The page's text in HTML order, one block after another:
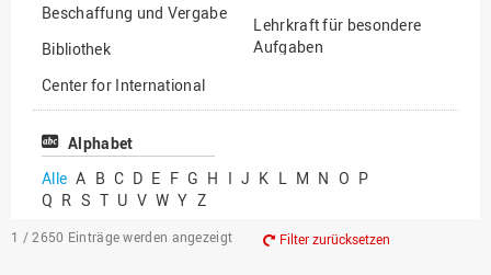
Beschaffung und Vergabe
Bibliothek
Center for International
Mobility
Center for International
Chancengerechtigkeit
eLearning Competence
Lehrkraft für besondere
Aufgaben
Professor*innen im
Alphabet
Alle A B C D E F G H I J K L M N O P
Q R S T U V W Y Z
1 / 2650 Einträge werden angezeigt Filter zurücksetzen